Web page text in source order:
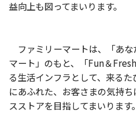
益向上も図ってまいります。
ファミリーマートは、「あな
マート」のもと、「Fun＆
る生活インフラとして、来る
にあふれた、お客さまの気持
スストアを目指してまいります。